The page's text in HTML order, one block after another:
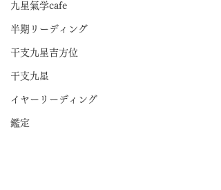
九星氣学cafe
半期リーディング
干支九星吉方位
干支九星
イヤーリーディング
鑑定